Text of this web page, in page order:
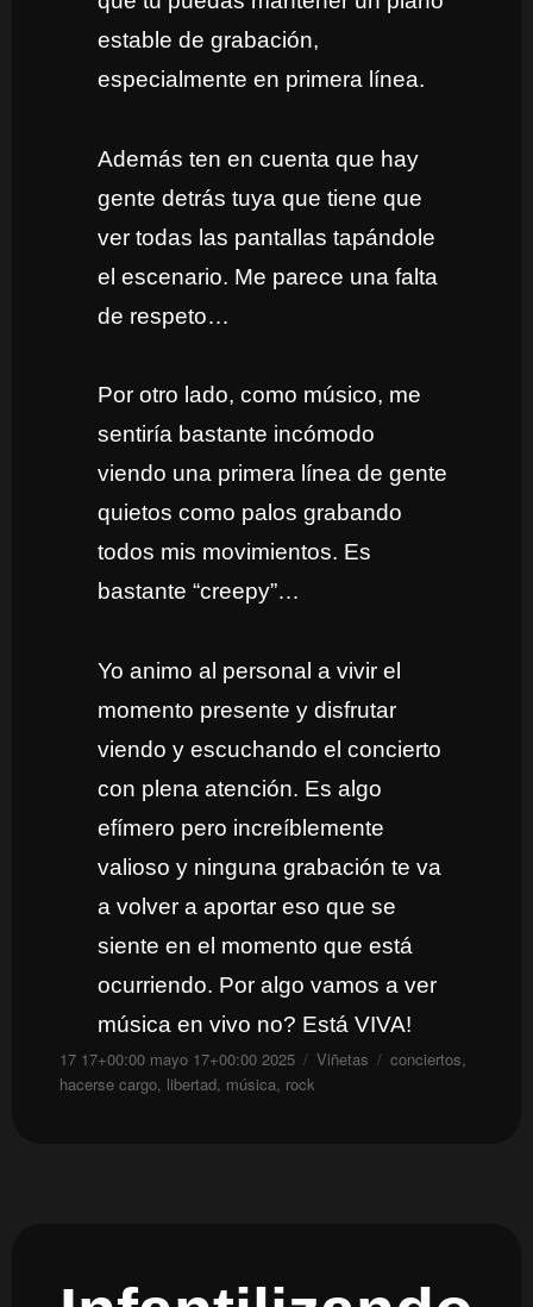
estable de grabación,
especialmente en primera línea.
Además ten en cuenta que hay
gente detrás tuya que tiene que
ver todas las pantallas tapándole
el escenario. Me parece una falta
de respeto…
Por otro lado, como músico, me
sentiría bastante incómodo
viendo una primera línea de gente
quietos como palos grabando
todos mis movimientos. Es
bastante “creepy”…
Yo animo al personal a vivir el
momento presente y disfrutar
viendo y escuchando el concierto
con plena atención. Es algo
efímero pero increíblemente
valioso y ninguna grabación te va
a volver a aportar eso que se
siente en el momento que está
ocurriendo. Por algo vamos a ver
música en vivo no? Está VIVA!
Publicado
el
17 17+00:00 mayo 17+00:00 2025 Categorías
Viñetas Etiquetas
conciertos,
hacerse cargo, libertad, música, rock